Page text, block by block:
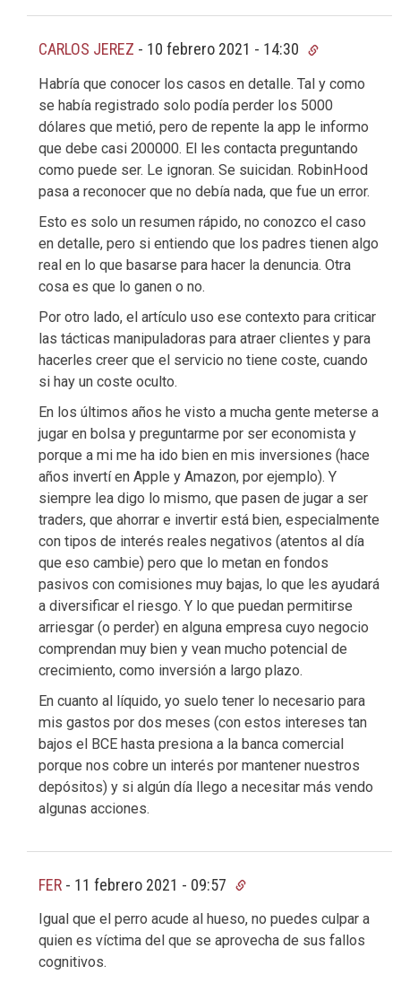
CARLOS JEREZ - 10 febrero 2021 - 14:30
Habría que conocer los casos en detalle. Tal y como
se había registrado solo podía perder los 5000
dólares que metió, pero de repente la app le informo
que debe casi 200000. El les contacta preguntando
como puede ser. Le ignoran. Se suicidan. RobinHood
pasa a reconocer que no debía nada, que fue un error.
Esto es solo un resumen rápido, no conozco el caso
en detalle, pero si entiendo que los padres tienen algo
real en lo que basarse para hacer la denuncia. Otra
cosa es que lo ganen o no.
Por otro lado, el artículo uso ese contexto para criticar
las tácticas manipuladoras para atraer clientes y para
hacerles creer que el servicio no tiene coste, cuando
si hay un coste oculto.
En los últimos años he visto a mucha gente meterse a
jugar en bolsa y preguntarme por ser economista y
porque a mi me ha ido bien en mis inversiones (hace
años invertí en Apple y Amazon, por ejemplo). Y
siempre lea digo lo mismo, que pasen de jugar a ser
traders, que ahorrar e invertir está bien, especialmente
con tipos de interés reales negativos (atentos al día
que eso cambie) pero que lo metan en fondos
pasivos con comisiones muy bajas, lo que les ayudará
a diversificar el riesgo. Y lo que puedan permitirse
arriesgar (o perder) en alguna empresa cuyo negocio
comprendan muy bien y vean mucho potencial de
crecimiento, como inversión a largo plazo.
En cuanto al líquido, yo suelo tener lo necesario para
mis gastos por dos meses (con estos intereses tan
bajos el BCE hasta presiona a la banca comercial
porque nos cobre un interés por mantener nuestros
depósitos) y si algún día llego a necesitar más vendo
algunas acciones.
FER - 11 febrero 2021 - 09:57
Igual que el perro acude al hueso, no puedes culpar a
quien es víctima del que se aprovecha de sus fallos
cognitivos.